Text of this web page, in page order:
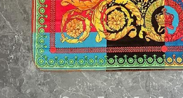
下一张